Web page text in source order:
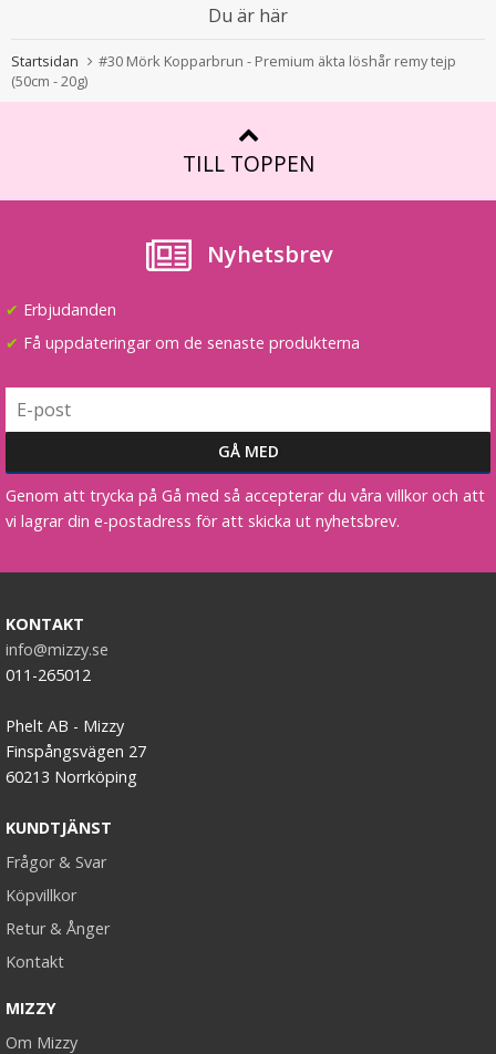
LÄGG I VARUKORG
Du är här
Startsidan
#30 Mörk Kopparbrun - Premium äkta löshår remy tejp
(50cm - 20g)
TILL TOPPEN
Nyhetsbrev
✔ Erbjudanden
✔ Få uppdateringar om de senaste produkterna
Genom att trycka på Gå med så accepterar du våra villkor och att
vi lagrar din e-postadress för att skicka ut nyhetsbrev.
KONTAKT
info@mizzy.se
011-265012
Phelt AB - Mizzy
Finspångsvägen 27
60213 Norrköping
KUNDTJÄNST
Frågor & Svar
Köpvillkor
Retur & Ånger
Kontakt
MIZZY
Om Mizzy